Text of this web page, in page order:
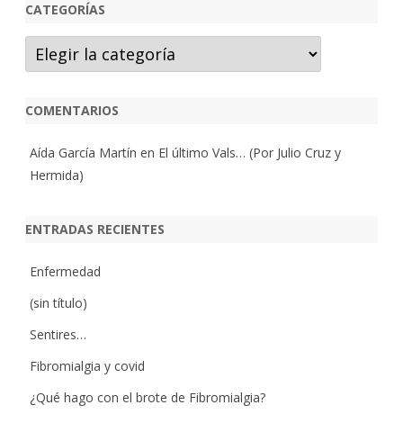
CATEGORÍAS
Categorías
COMENTARIOS
Aída García Martín en El último Vals… (Por Julio Cruz y
Hermida)
ENTRADAS RECIENTES
Enfermedad
(sin título)
Sentires…
Fibromialgia y covid
¿Qué hago con el brote de Fibromialgia?